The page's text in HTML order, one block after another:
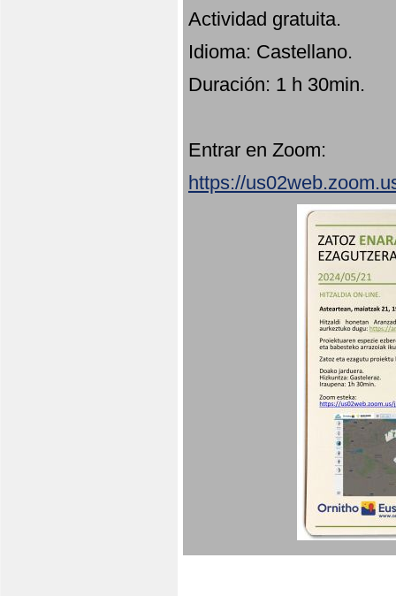
Actividad gratuita.
Idioma: Castellano.
Duración: 1 h 30min.
Entrar en Zoom:
https://